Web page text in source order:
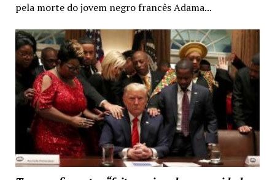
pela morte do jovem negro francês Adama...